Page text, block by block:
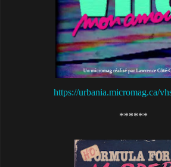
https://urbania.micromag.ca/
******